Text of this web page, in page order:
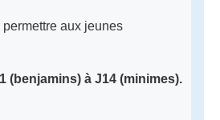
aux jeunes
(benjamins) à J14 (minimes).